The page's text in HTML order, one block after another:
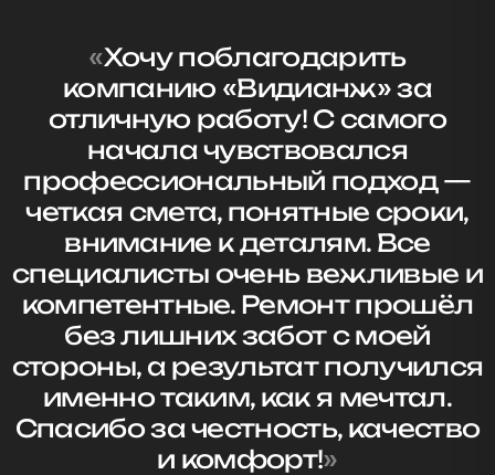
«Хочу поблагодарить
компанию «Видианж» за
отличную работу! С самого
начала чувствовался
профессиональный подход —
четкая смета, понятные сроки,
внимание к деталям. Все
специалисты очень вежливые и
компетентные. Ремонт прошёл
без лишних забот с моей
стороны, а результат получился
именно таким, как я мечтал.
Спасибо за честность, качество
и комфорт!»